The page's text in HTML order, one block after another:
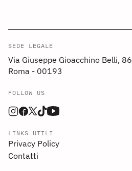
SEDE LEGALE
Via Giuseppe Gioacchino Belli, 86
Roma - 00193
FOLLOW US
LINKS UTILI
Privacy Policy
Contatti